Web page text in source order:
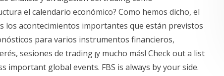
el calendario económico? Como hemos dicho, el
los acontecimientos importantes que están previstos
para varios instrumentos financieros,
sesiones de trading ¡y mucho más! Check out a list
important global events. FBS is always by your side.